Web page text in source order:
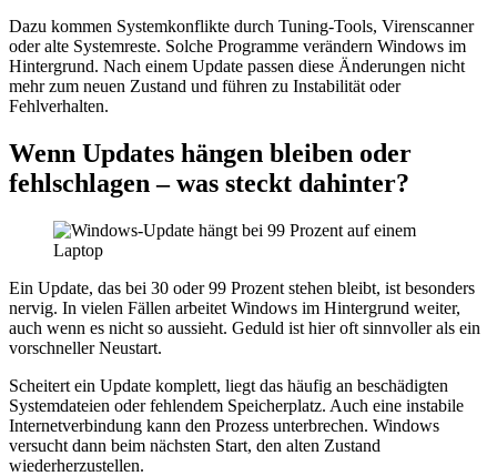
Dazu kommen Systemkonflikte durch Tuning-Tools, Virenscanner
oder alte Systemreste. Solche Programme verändern Windows im
Hintergrund. Nach einem Update passen diese Änderungen nicht
mehr zum neuen Zustand und führen zu Instabilität oder
Fehlverhalten.
Wenn Updates hängen bleiben oder
fehlschlagen – was steckt dahinter?
Ein Update, das bei 30 oder 99 Prozent stehen bleibt, ist besonders
nervig. In vielen Fällen arbeitet Windows im Hintergrund weiter,
auch wenn es nicht so aussieht. Geduld ist hier oft sinnvoller als ein
vorschneller Neustart.
Scheitert ein Update komplett, liegt das häufig an beschädigten
Systemdateien oder fehlendem Speicherplatz. Auch eine instabile
Internetverbindung kann den Prozess unterbrechen. Windows
versucht dann beim nächsten Start, den alten Zustand
wiederherzustellen.